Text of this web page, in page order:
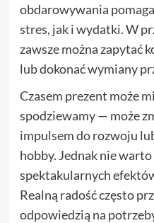
obdarowywania
stres, jak i wydatki. W
zawsze można zapytać
lub dokonać wymiany
Czasem prezent może
spodziewamy — może
impulsem do rozwoju
hobby. Jednak nie
spektakularnych
Realną radość często
odpowiedzią na